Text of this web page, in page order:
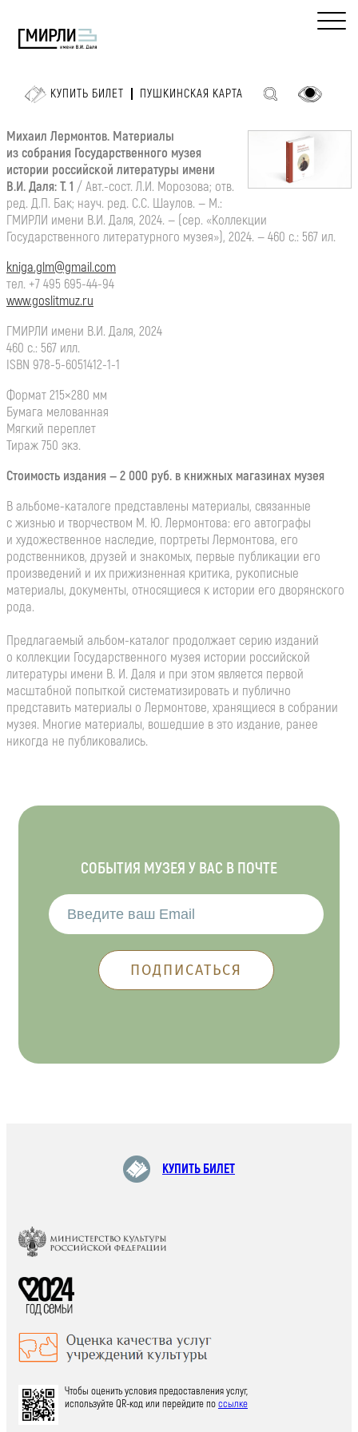
КУПИТЬ БИЛЕТ ПУШКИНСКАЯ КАРТА
Михаил Лермонтов. Материалы
из собрания Государственного музея
истории российской литературы имени
В.И. Даля: Т. 1 / Авт.-сост. Л.И. Морозова; отв.
ред. Д.П. Бак; науч. ред. С.С. Шаулов. — М.:
ГМИРЛИ имени В.И. Даля, 2024. — (сер. «Коллекции
Государственного литературного музея»), 2024. — 460 с.: 567 ил.
kniga.glm@gmail.com
тел. +7 495 695-44-94
www.goslitmuz.ru
ГМИРЛИ имени В.И. Даля, 2024
460 с.: 567 илл.
ISBN 978-5-6051412-1-1
Формат 215×280 мм
Бумага мелованная
Мягкий переплет
Тираж 750 экз.
Стоимость издания — 2 000 руб. в книжных магазинах музея
Вальбоме-каталоге представлены материалы, связанные
с жизнью и творчеством М. Ю. Лермонтова: его автографы
и художественное наследие, портреты Лермонтова, его
родственников, друзей и знакомых, первые публикации его
произведений и их прижизненная критика, рукописные
материалы, документы, относящиеся к истории его дворянского
рода.
Предлагаемый альбом-каталог продолжает серию изданий
о коллекции Государственного музея истории российской
литературы имени В. И. Даля и при этом является первой
масштабной попыткой систематизировать и публично
представить материалы о Лермонтове, хранящиеся в собрании
музея. Многие материалы, вошедшие в это издание, ранее
никогда не публиковались.
СОБЫТИЯ МУЗЕЯ У ВАС В ПОЧТЕ
КУПИТЬ БИЛЕТ
Чтобы оценить условия предоставления услуг,
используйте QR-код или перейдите поссылке